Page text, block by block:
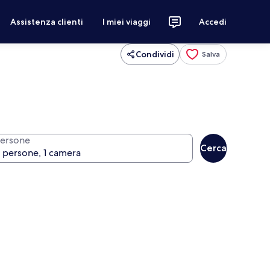
Assistenza clienti I miei viaggi Accedi
Condividi Salva
Cerca